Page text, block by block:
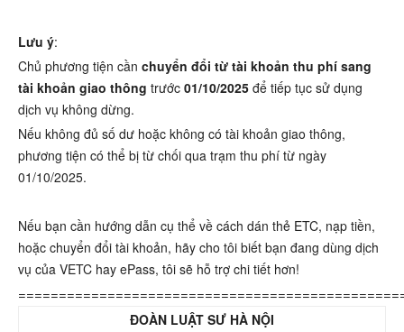
Lưu ý:
Chủ phương tiện cần chuyển đổi từ tài khoản thu phí sang
tài khoản giao thông trước 01/10/2025 để tiếp tục sử dụng
dịch vụ không dừng.
Nếu không đủ số dư hoặc không có tài khoản giao thông,
phương tiện có thể bị từ chối qua trạm thu phí từ ngày
01/10/2025.
Nếu bạn cần hướng dẫn cụ thể về cách dán thẻ ETC, nạp tiền,
hoặc chuyển đổi tài khoản, hãy cho tôi biết bạn đang dùng dịch
vụ của VETC hay ePass, tôi sẽ hỗ trợ chi tiết hơn!
ĐOÀN LUẬT SƯ HÀ NỘI